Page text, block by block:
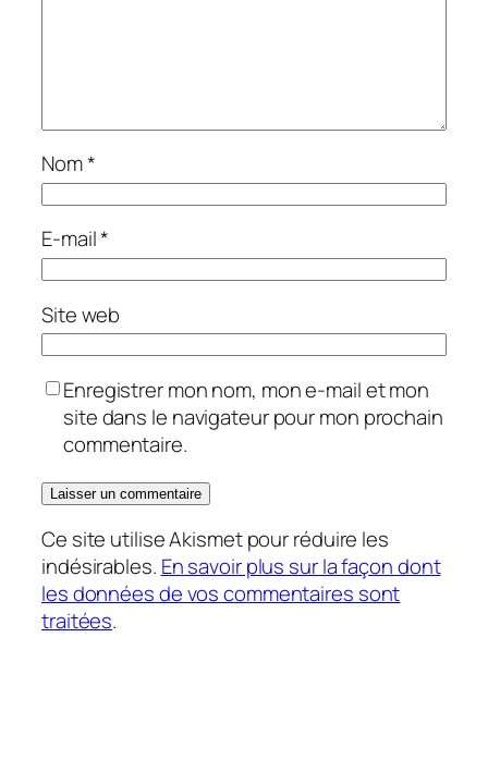
Nom*
E-mail*
Site web
Enregistrer mon nom, mon e-mail et mon
site dans le navigateur pour mon prochain
commentaire.
Ce site utilise Akismet pour réduire les
indésirables. En savoir plus sur la façon dont
les données de vos commentaires sont
traitées.